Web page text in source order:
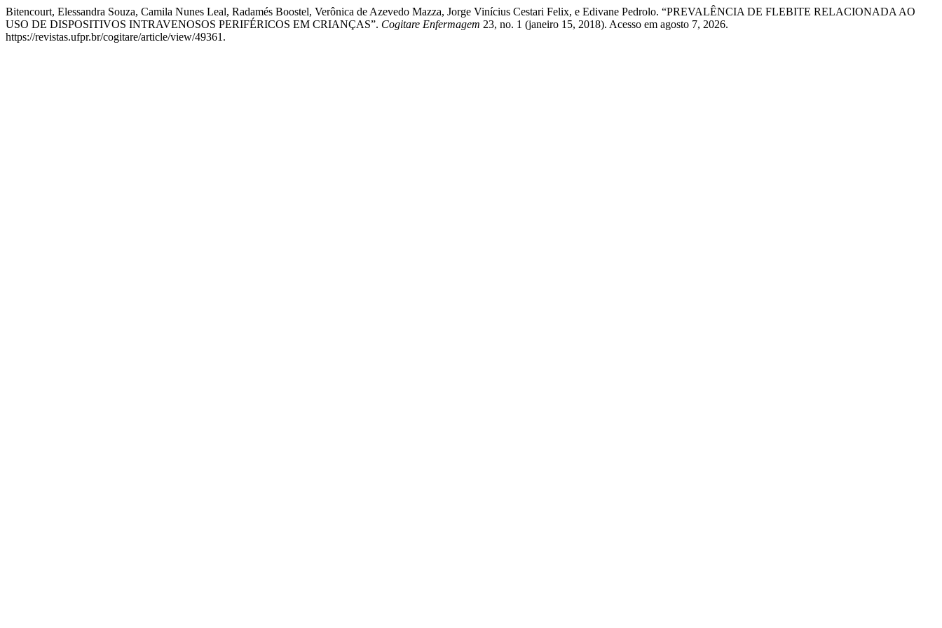
Bitencourt, Elessandra Souza, Camila Nunes Leal, Radamés Boostel, Verônica de Azevedo Mazza, Jorge Vinícius Cestari Felix, e Edivane Pedrolo. “PREVALÊNCIA DE FLEBITE RELACIONADA AO
USO DE DISPOSITIVOS INTRAVENOSOS PERIFÉRICOS EM CRIANÇAS”. Cogitare Enfermagem 23, no. 1 (janeiro 15, 2018). Acesso em agosto 7, 2026.
https://revistas.ufpr.br/cogitare/article/view/49361.